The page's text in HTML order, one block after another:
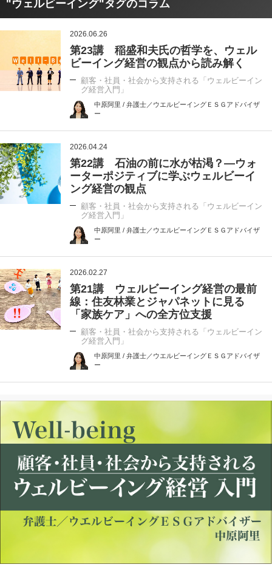
"ウェルビーイング"タグのコラム
2026.06.26
第23講 稲盛和夫氏の哲学を、ウェル
ビーイング経営の観点から読み解く
顧客・社員・社会から支持される「ウェルビーイン
グ経営入門」
中原阿里 / 弁護士／ウエルビーイングＥＳＧアドバイザ
ー
2026.04.24
第22講 石油の前に水が枯渇？―ウォ
ーターポジティブに学ぶウェルビーイ
ング経営の観点
顧客・社員・社会から支持される「ウェルビーイン
グ経営入門」
中原阿里 / 弁護士／ウエルビーイングＥＳＧアドバイザ
ー
2026.02.27
第21講 ウェルビーイング経営の最前
線：住友林業とジャパネットに見る
「家族ケア」への全方位支援
顧客・社員・社会から支持される「ウェルビーイン
グ経営入門」
中原阿里 / 弁護士／ウエルビーイングＥＳＧアドバイザ
ー